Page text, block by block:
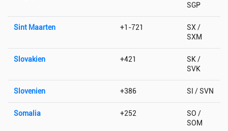
SGP
Sint Maarten +1-721
SX /
SXM
Slovakien +421
SK /
SVK
Slovenien +386 SI / SVN
Somalia +252
SO /
SOM